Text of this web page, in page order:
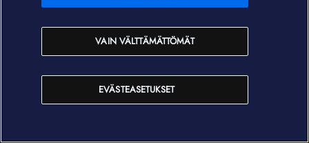
EVÄSTEASETUKSET
VAIN VÄLTTÄMÄTTÖMÄT